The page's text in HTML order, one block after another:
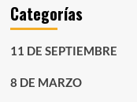
Categorías
11 DE SEPTIEMBRE
8 DE MARZO